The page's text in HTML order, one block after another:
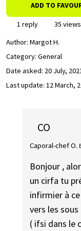
ADD TO
1 reply
35 views
Author: Margot H.
Category: General
Date asked: 20 July,
Last update: 12 March,
CO
Caporal-chef O.
Bonjour ,
un cirfa tu
infirmier à
vers les
( ifsi dans le